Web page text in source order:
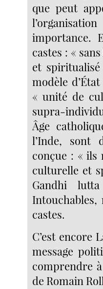
que peut
importance.
castes : «
et spiritualisé
modèle
« unité de
supra-
Âge
l’Inde, sont
conçue : « ils
culturelle et
Gandhi
castes.
C’est encore
message
comprendre
de Romain